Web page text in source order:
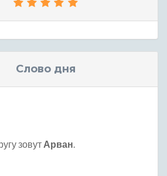
Слово дня
зовут Арван.